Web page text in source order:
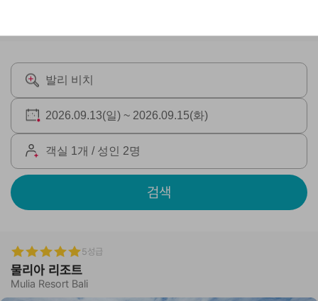
검색
5성급
물리아 리조트
Mulia Resort Bali